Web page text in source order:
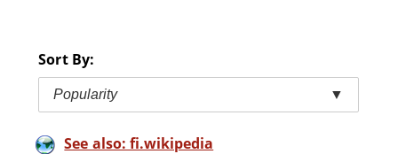
Sort By:
Popularity ▼
See also: fi.wikipedia